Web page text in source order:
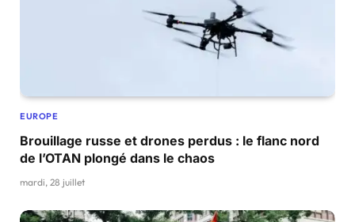
EUROPE
Brouillage russe et drones perdus : le flanc nord
de l’OTAN plongé dans le chaos
mardi, 28 juillet